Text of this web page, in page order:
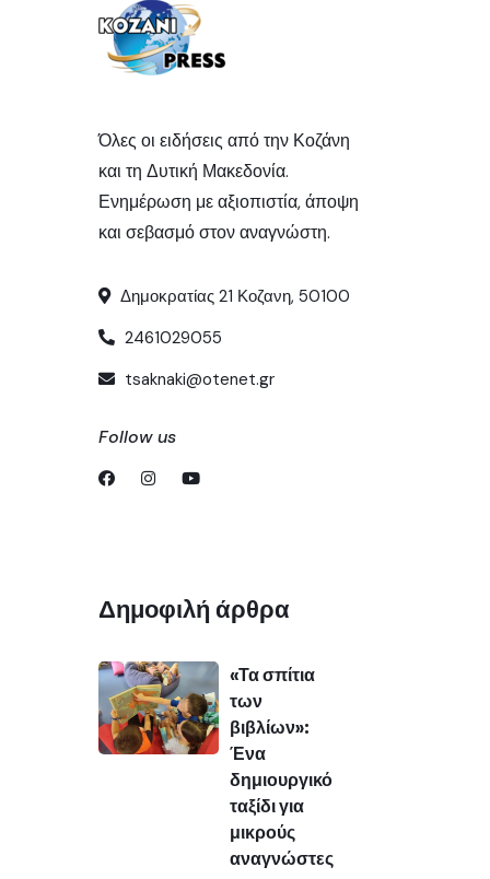
Όλες οι ειδήσεις από την Κοζάνη
και τη Δυτική Μακεδονία.
Ενημέρωση με αξιοπιστία, άποψη
και σεβασμό στον αναγνώστη.
Δημοκρατίας 21 Κοζανη, 50100
2461029055
tsaknaki@otenet.gr
Follow us
Δημοφιλή άρθρα
«Τα σπίτια
των
βιβλίων»:
Ένα
δημιουργικό
ταξίδι για
μικρούς
αναγνώστες